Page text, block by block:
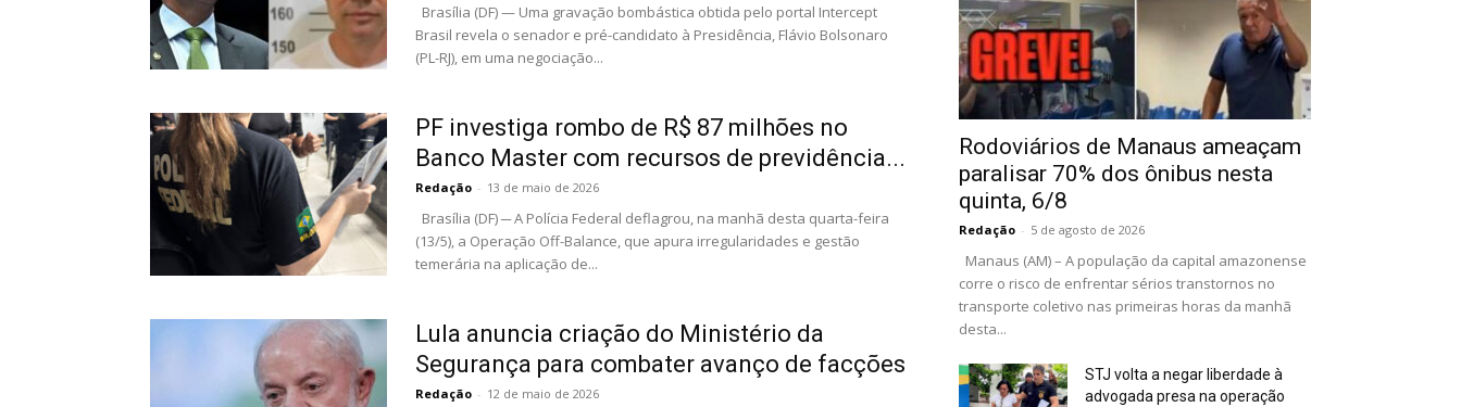
Brasília (DF) — Uma gravação bombástica obtida pelo portal Intercept
Brasil revela o senador e pré-candidato à Presidência, Flávio Bolsonaro
(PL-RJ), em uma negociação...
PF investiga rombo de R$ 87 milhões no
Banco Master com recursos de previdência...
Redação - 13 de maio de 2026
Brasília (DF) ─ A Polícia Federal deflagrou, na manhã desta quarta-feira
(13/5), a Operação Off-Balance, que apura irregularidades e gestão
temerária na aplicação de...
Lula anuncia criação do Ministério da
Segurança para combater avanço de facções
Redação - 12 de maio de 2026
Rodoviários de Manaus ameaçam
paralisar 70% dos ônibus nesta
quinta, 6/8
Redação - 5 de agosto de 2026
Manaus (AM) – A população da capital amazonense
corre o risco de enfrentar sérios transtornos no
transporte coletivo nas primeiras horas da manhã
desta...
STJ volta a negar liberdade à
advogada presa na operação